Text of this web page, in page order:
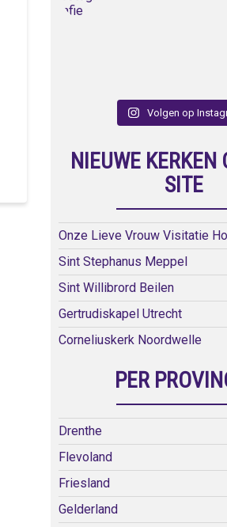
Volgen op
NIEUWE KERKEN
SITE
Onze Lieve Vrouw Visitatie
Sint Stephanus Meppel
Sint Willibrord Beilen
Gertrudiskapel Utrecht
Corneliuskerk Noordwelle
PER
Drenthe
Flevoland
Friesland
Gelderland